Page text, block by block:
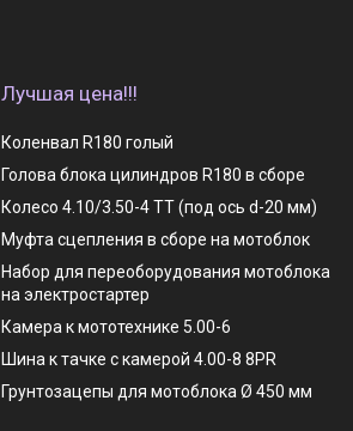
Лучшая цена!!!
Коленвал R180 голый
Голова блока цилиндров R180 в сборе
Колесо 4.10/3.50-4 TT (под ось d-20 мм)
Муфта сцепления в сборе на мотоблок
Набор для переоборудования мотоблока
на электростартер
Камера к мототехнике 5.00-6
Шина к тачке с камерой 4.00-8 8PR
Грунтозацепы для мотоблока Ø 450 мм